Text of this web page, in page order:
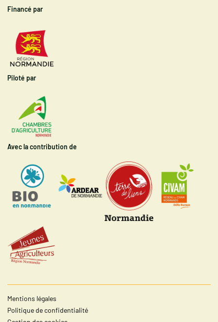
Financé par
Piloté par
Avec la contribution de
Mentions légales
Politique de confidentialité